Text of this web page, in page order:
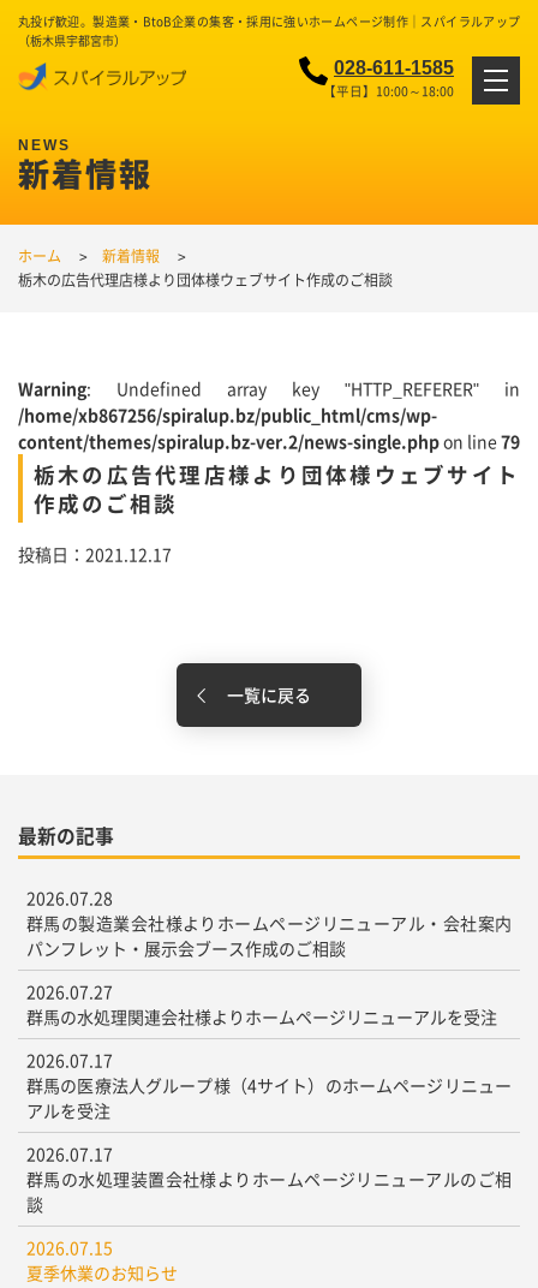
丸投げ歓迎。製造業・BtoB企業の集客・採用に強いホームページ制作｜スパイラルアップ
（栃木県宇都宮市）
028-611-1585
【平日】10:00～18:00
新着情報
ホーム
新着情報
栃木の広告代理店様より団体様ウェブサイト作成のご相談
Warning: Undefined array key "HTTP_REFERER" in
/home/xb867256/spiralup.bz/public_html/cms/wp-
content/themes/spiralup.bz-ver.2/news-single.phpon line79
栃木の広告代理店様より団体様ウェブサイト
作成のご相談
投稿日：2021.12.17
一覧に戻る
最新の記事
2026.07.28
群馬の製造業会社様よりホームページリニューアル・会社案内
パンフレット・展示会ブース作成のご相談
2026.07.27
群馬の水処理関連会社様よりホームページリニューアルを受注
2026.07.17
群馬の医療法人グループ様（4サイト）のホームページリニュー
アルを受注
2026.07.17
群馬の水処理装置会社様よりホームページリニューアルのご相
談
2026.07.15
夏季休業のお知らせ